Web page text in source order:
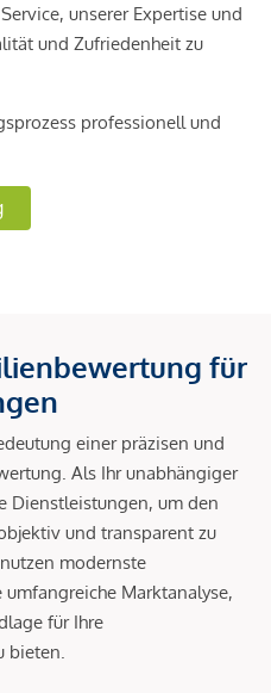
unserer Expertise und
und Zufriedenheit zu
professionell und
für
einer präzisen und
Als Ihr unabhängiger
Dienstleistungen, um den
und transparent zu
modernste
Marktanalyse,
für Ihre
bieten.